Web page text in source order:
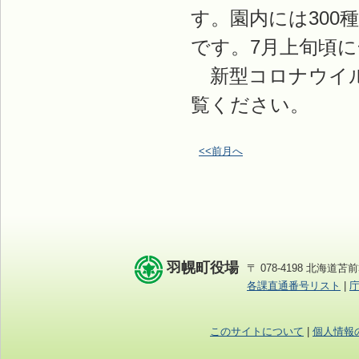
す。園内には300
です。7月上旬頃
新型コロナウイ
覧ください。
<<前月へ
羽幌町役場
〒 078-4198 北海道苫
各課直通番号リスト
このサイトについて 個人情報